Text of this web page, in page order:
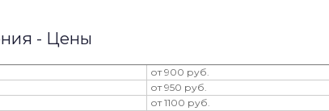
- Цены
от 900 руб.
от 950 руб.
от 1100 руб.